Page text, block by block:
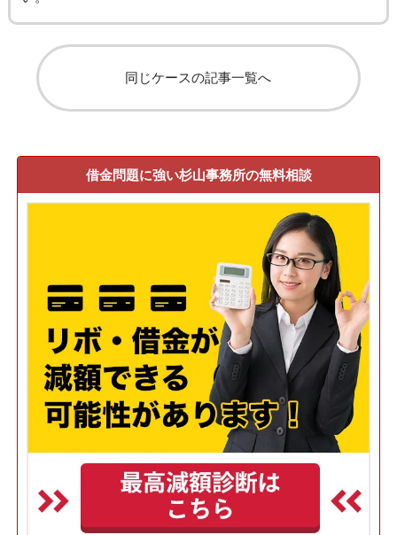
同じケースの記事一覧へ
借金問題に強い杉山事務所の無料相談